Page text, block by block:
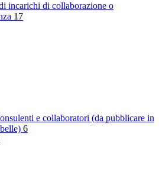
incarichi di collaborazione o
17
e collaboratori (da pubblicare in
6